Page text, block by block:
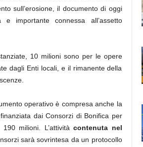
sull’erosione, il documento di oggi
importante connessa all’assetto
10 milioni sono per le opere
dagli Enti locali, e il rimanente della
operativo è compresa anche la
dai Consorzi di Bonifica per
milioni. L’attivitàcontenuta nel
sarà sovrintesa da un protocollo